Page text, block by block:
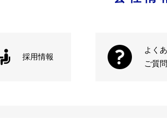
採用情報
よく
ご質問